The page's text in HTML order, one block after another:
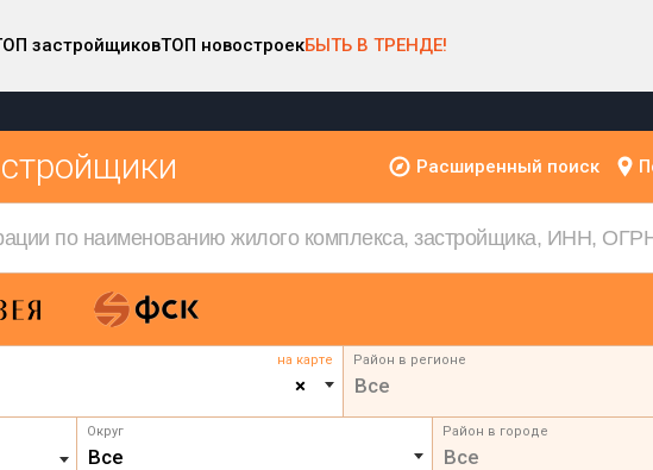
застройщиковТОП новостроекБЫТЬ В ТРЕНДЕ!
Расширенный поиск
на карте
×
Район в регионе
Все
Округ
Все
Район в городе
Все